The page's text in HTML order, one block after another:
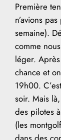
Première
n’avions
semaine).
comme
léger.
chance et
19h00.
soir. Mais
des pilotes
(les